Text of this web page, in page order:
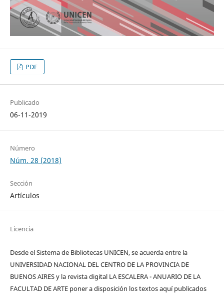
PDF
Publicado
06-11-2019
Número
Núm. 28 (2018)
Sección
Artículos
Licencia
Desde el Sistema de Bibliotecas UNICEN, se acuerda entre la
UNIVERSIDAD NACIONAL DEL CENTRO DE LA PROVINCIA DE
BUENOS AIRES y la revista digital LA ESCALERA - ANUARIO DE LA
FACULTAD DE ARTE poner a disposición los textos aquí publicados